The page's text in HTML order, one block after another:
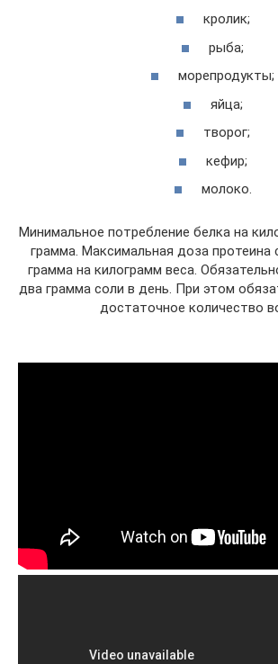
кролик;
рыба;
морепродукты;
яйца;
творог;
кефир;
молоко.
Минимальное потребление белка на
грамма. Максимальная доза протеина
грамма на килограмм веса.
два грамма соли в день. При этом
достаточное количество